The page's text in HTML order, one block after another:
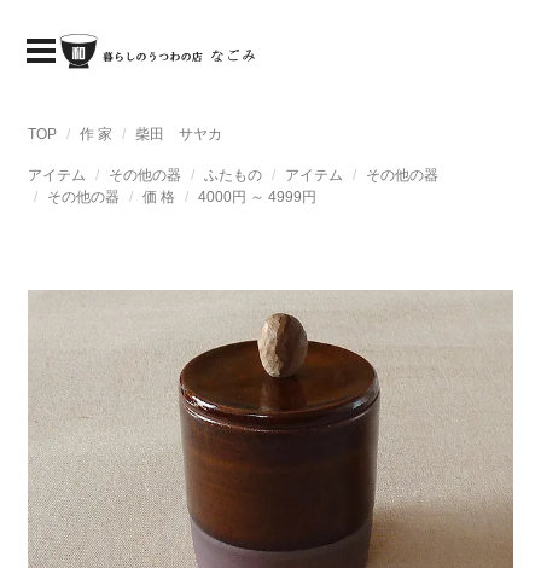
TOP 作 家 柴田 サヤカ
アイテム その他の器 ふたもの アイテム
その他の器
その他の器
価 格 4000円 ～ 4999円